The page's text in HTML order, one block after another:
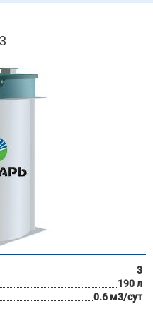
3
190 л
0.6 м3/сут